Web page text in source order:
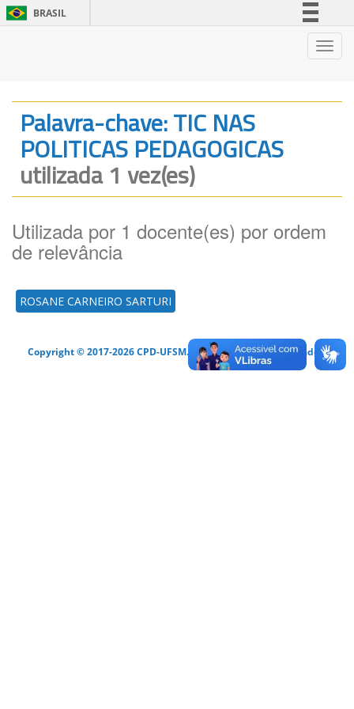
BRASIL
Legislação
Canais
Palavra-chave: TIC NAS
POLITICAS PEDAGOGICAS
utilizada 1 vez(es)
Utilizada por 1 docente(es) por ordem
de relevância
ROSANE CARNEIRO SARTURI
Copyright © 2017-2026 CPD-UFSM. Todos os direitos reservados.